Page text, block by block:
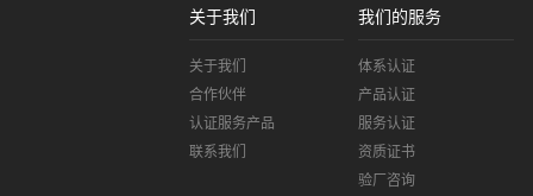
关于我们
关于我们
合作伙伴
认证服务产品
联系我们
我们的服务
体系认证
产品认证
服务认证
资质证书
验厂咨询